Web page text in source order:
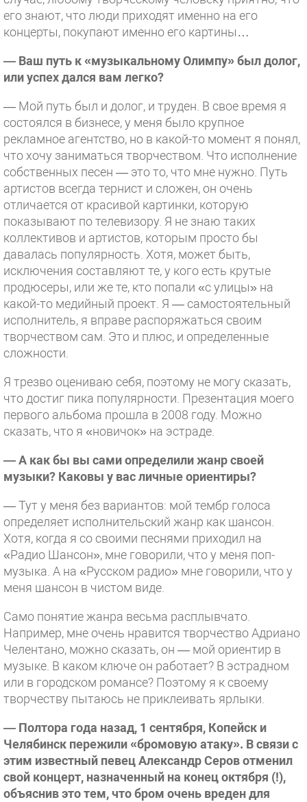
его знают, что люди приходят именно на его
концерты, покупают именно его картины…
— Ваш путь к «музыкальному Олимпу» был долог,
или успех дался вам легко?
— Мой путь был и долог, и труден. В свое время я
состоялся в бизнесе, у меня было крупное
рекламное агентство, но в какой-то момент я понял,
что хочу заниматься творчеством. Что исполнение
собственных песен — это то, что мне нужно. Путь
артистов всегда тернист и сложен, он очень
отличается от красивой картинки, которую
показывают по телевизору. Я не знаю таких
коллективов и артистов, которым просто бы
давалась популярность. Хотя, может быть,
исключения составляют те, у кого есть крутые
продюсеры, или же те, кто попали «с улицы» на
какой-то медийный проект. Я — самостоятельный
исполнитель, я вправе распоряжаться своим
творчеством сам. Это и плюс, и определенные
сложности.
Я трезво оцениваю себя, поэтому не могу сказать,
что достиг пика популярности. Презентация моего
первого альбома прошла в 2008 году. Можно
сказать, что я «новичок» на эстраде.
— А как бы вы сами определили жанр своей
музыки? Каковы у вас личные ориентиры?
— Тут у меня без вариантов: мой тембр голоса
определяет исполнительский жанр как шансон.
Хотя, когда я со своими песнями приходил на
«Радио Шансон», мне говорили, что у меня поп-
музыка. А на «Русском радио» мне говорили, что у
меня шансон в чистом виде.
Само понятие жанра весьма расплывчато.
Например, мне очень нравится творчество Адриано
Челентано, можно сказать, он — мой ориентир в
музыке. В каком ключе он работает? В эстрадном
или в городском романсе? Поэтому я к своему
творчеству пытаюсь не приклеивать ярлыки.
— Полтора года назад, 1 сентября, Копейск и
Челябинск пережили «бромовую атаку». В связи с
этим известный певец Александр Серов отменил
свой концерт, назначенный на конец октября (!),
объяснив это тем, что бром очень вреден для